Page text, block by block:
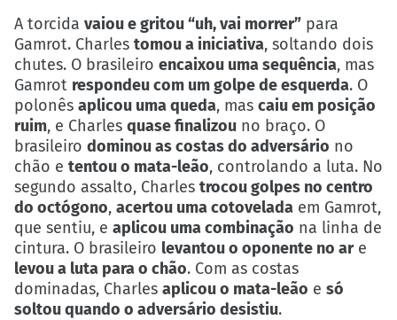
A torcida vaiou e gritou “uh, vai morrer” para
Gamrot. Charles tomou a iniciativa, soltando dois
chutes. O brasileiro encaixou uma sequência, mas
Gamrot respondeu com um golpe de esquerda. O
polonês aplicou uma queda, mas caiu em posição
ruim, e Charles quase finalizou no braço. O
brasileiro dominou as costas do adversário no
chão e tentou o mata-leão, controlando a luta. No
segundo assalto, Charles trocou golpes no centro
do octógono, acertou uma cotovelada em Gamrot,
que sentiu, e aplicou uma combinação na linha de
cintura. O brasileiro levantou o oponente no are
levou a luta para o chão. Com as costas
dominadas, Charles aplicou o mata-leão e só
soltou quando o adversário desistiu.